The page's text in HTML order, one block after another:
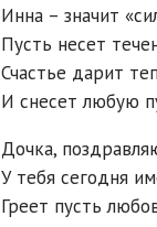
Инна – значит
Пусть несет
Счастье дарит
И снесет любую
Дочка,
У тебя сегодня
Греет пусть